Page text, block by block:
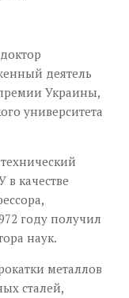
деятель
Украины,
университета
в качестве
году получил
наук.
металлов
сталей,